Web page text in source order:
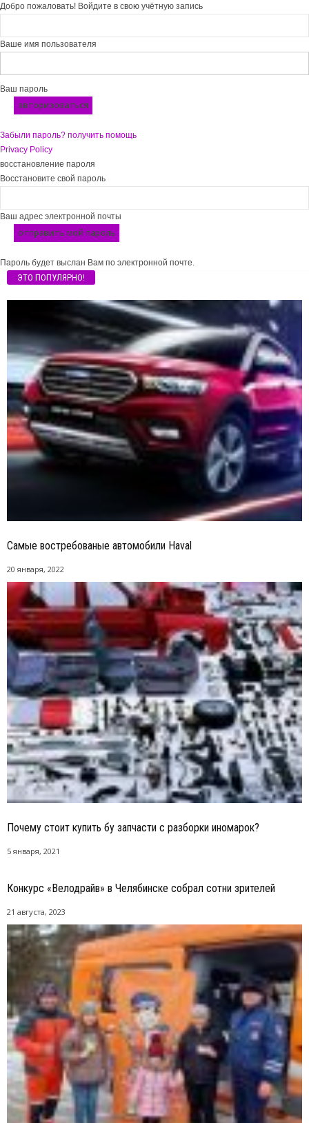
Добро пожаловать! Войдите в свою учётную запись
Ваше имя пользователя
Ваш пароль
Забыли пароль? получить помощь
Privacy Policy
восстановление пароля
Восстановите свой пароль
Ваш адрес электронной почты
Пароль будет выслан Вам по электронной почте.
ЭТО ПОПУЛЯРНО!
Cамые востребованые автомобили Haval
20 января, 2022
Почему стоит купить бу запчасти с разборки иномарок?
5 января, 2021
Конкурс «Велодрайв» в Челябинске собрал сотни зрителей
21 августа, 2023